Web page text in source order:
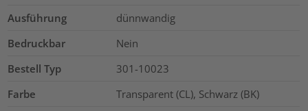
Ausführung
dünnwandig
Bedruckbar
Nein
Bestell Typ
301-10023
Farbe
Transparent (CL), Schwarz (BK)